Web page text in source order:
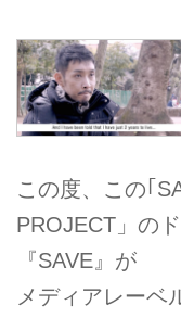
この度、この｢
PROJECT」の
『SAVE』が
メディアレーベ